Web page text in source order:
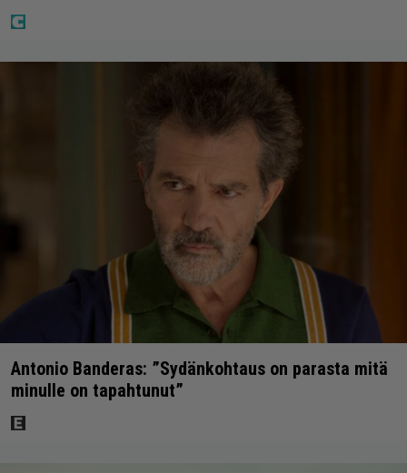
Antonio Banderas: ”Sydänkohtaus on parasta mitä
minulle on tapahtunut”